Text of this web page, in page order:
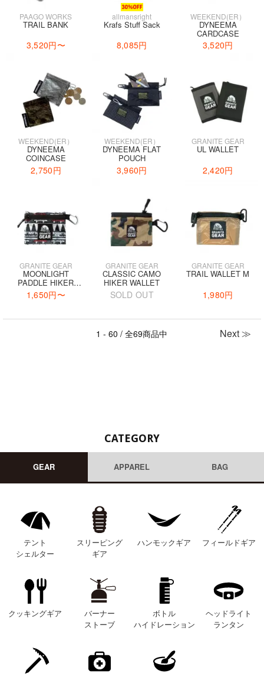
PAAGO WORKS
TRAIL BANK
3,520円〜
allmansright
Krafs Stuff Sack
8,085円
WEEKEND(ER）
DYNEEMA
CARDCASE
3,520円
WEEKEND(ER）
DYNEEMA
COINCASE
2,750円
WEEKEND(ER）
DYNEEMA FLAT
POUCH
3,960円
GRANITE GEAR
UL WALLET
2,420円
GRANITE GEAR
MOONLIGHT
PADDLE HIKER
WALLET
1,650円〜
GRANITE GEAR
CLASSIC CAMO
HIKER WALLET
SOLD OUT
GRANITE GEAR
TRAIL WALLET M
1,980円
1 - 60 / 全69商品中 Next ≫
CATEGORY
GEAR APPAREL BAG
テント
シェルター
スリーピング
ギア
ハンモックギア フィールドギア
クッキングギア
バーナー
ストーブ
ボトル
ハイドレーション
ヘッドライト
ランタン